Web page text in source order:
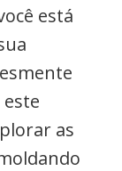
está
as